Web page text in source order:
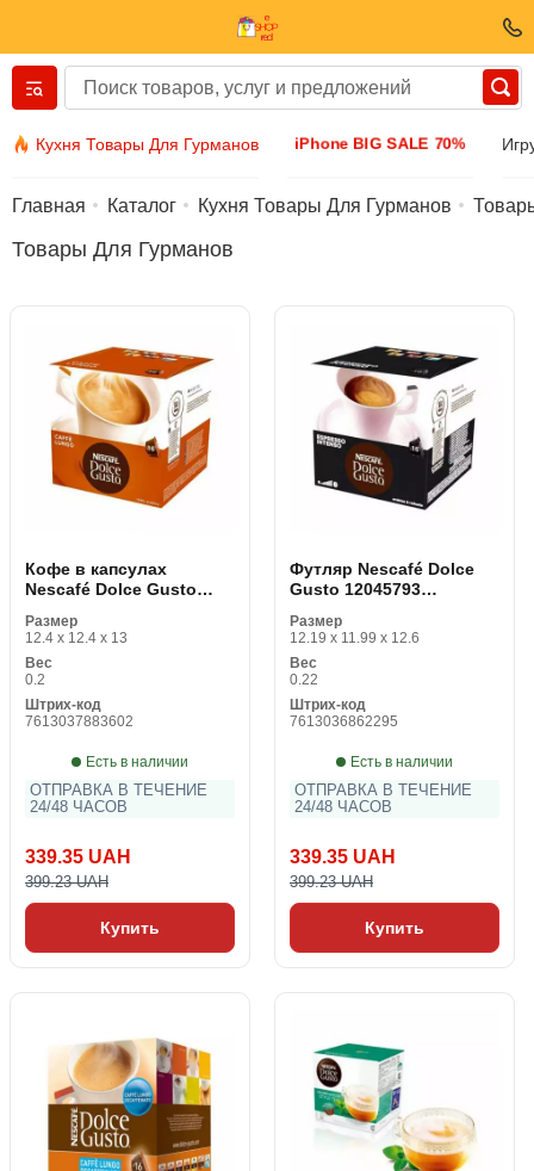
Кухня Товары Для Гурманов iPhone BIG SALE 70%
Вернуться назад
Аксессуары
Бижутерия
Наручные часы
Главная Каталог Кухня Товары Для Гурманов
Товары Для Гурманов
Кофе в капсулах
Nescafé Dolce Gusto
Размер
12.4 x 12.4 x 13
Вес
0.2
Штрих-код
7613037883602
Есть в наличии
ОТПРАВКА В ТЕЧЕНИЕ
24/48 ЧАСОВ
339.35 UAH
399.23 UAH
Купить
Футляр Nescafé Dolce
Gusto 12045793
uds) 16 штук
Размер
12.19 x 11.99 x 12.6
Вес
0.22
Штрих-код
7613036862295
Есть в наличии
ОТПРАВКА В ТЕЧЕНИЕ
24/48 ЧАСОВ
339.35 UAH
399.23 UAH
Купить